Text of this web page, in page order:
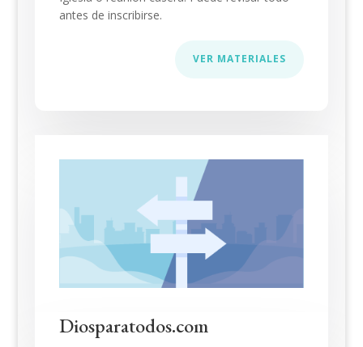
antes de inscribirse.
VER MATERIALES
Diosparatodos.com